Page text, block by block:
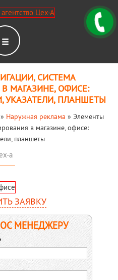
СИСТЕМА
МАГАЗИНЕ, ОФИСЕ:
УКАЗАТЕЛИ, ПЛАНШЕТЫ
» Наружная реклама » Элементы
в магазине, офисе:
планшеты
а
ЗАЯВКУ
МЕНЕДЖЕРУ